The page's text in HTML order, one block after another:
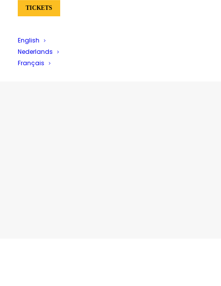
TICKETS
English
Nederlands
Français